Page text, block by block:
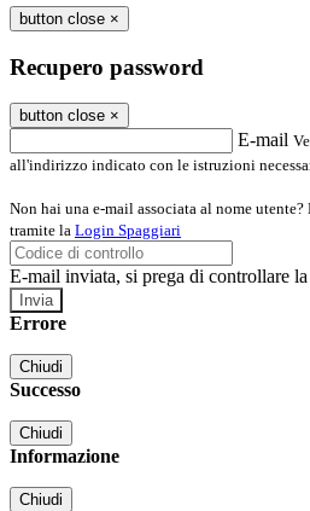
button close ×
Recupero password
button close ×
E-mail
all'indirizzo indicato con le istruzioni
Non hai una e-mail associata al nome
tramite la Login Spaggiari
E-mail inviata, si prega di controllare
Errore
Chiudi
Successo
Chiudi
Informazione
Chiudi